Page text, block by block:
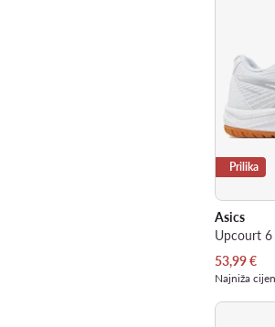
Prilika
Asics
Trenutna
53,99€
Najniža